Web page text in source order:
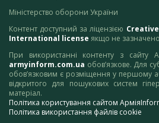
Міністерство оборони України
Контент доступний за ліцензією
International license якщо не
При використанні контенту з сайту
armyinform.com.ua обов’язкове. Для
обов’язковим є розміщення у першому
відкритого для пошукових систем
матеріал.
Політика користування сайтом
Політика використання файлів cookie